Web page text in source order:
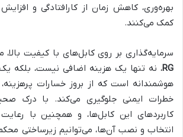
بهره‌وری، کاهش زمان از کارافتادگی و
کمک می‌کنند.
سرمایه‌گذاری بر روی کابل‌های با کیفیت بالا،
RG، نه تنها یک هزینه اضافی نیست، بلکه یک
هوشمندانه است که از بروز خسارات
خطرات ایمنی جلوگیری می‌کند. با درک
کاربردهای این کابل‌ها، و همچنین با
انتخاب و نصب آن‌ها، می‌توانیم زیرساختی